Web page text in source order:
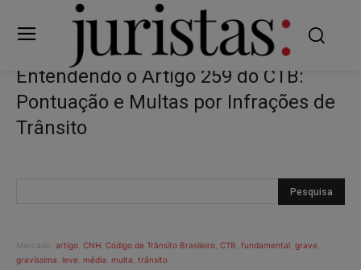
Entendendo o Artigo 259 do CTB:
Pontuação e Multas por Infrações de
Trânsito
Marcado: artigo CNH Código de Trânsito Brasileiro CTB fundamental grave
gravíssima
leve média multa trânsito